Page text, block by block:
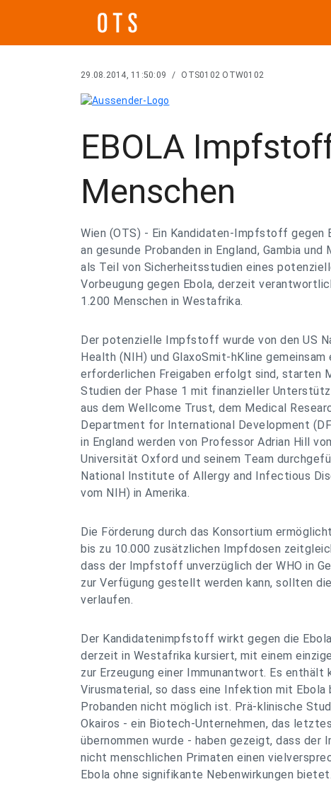
29.08.2014, 11:50:09 / OTS0102 OTW0102
EBOLA
Menschen
Wien (OTS) - Ein Kandidaten-Impfstoff gegen
an gesunde Probanden in England, Gambia
als Teil von Sicherheitsstudien eines
Vorbeugung gegen Ebola, derzeit
1.200 Menschen in Westafrika.
Der potenzielle Impfstoff wurde von den US
Health (NIH) und GlaxoSmit-hKline
erforderlichen Freigaben erfolgt sind, starten
Studien der Phase 1 mit finanzieller
aus dem Wellcome Trust, dem Medical
Department for International Development
in England werden von Professor Adrian Hill
Universität Oxford und seinem Team
National Institute of Allergy and Infectious
vom NIH) in Amerika.
Die Förderung durch das Konsortium
bis zu 10.000 zusätzlichen Impfdosen
dass der Impfstoff unverzüglich der WHO in
zur Verfügung gestellt werden kann, sollten
verlaufen.
Der Kandidatenimpfstoff wirkt gegen die
derzeit in Westafrika kursiert, mit einem
zur Erzeugung einer Immunantwort. Es enthält
Virusmaterial, so dass eine Infektion mit Ebola
Probanden nicht möglich ist. Prä-klinische
Okairos - ein Biotech-Unternehmen, das
übernommen wurde - haben gezeigt, dass
nicht menschlichen Primaten einen
Ebola ohne signifikante Nebenwirkungen bietet.